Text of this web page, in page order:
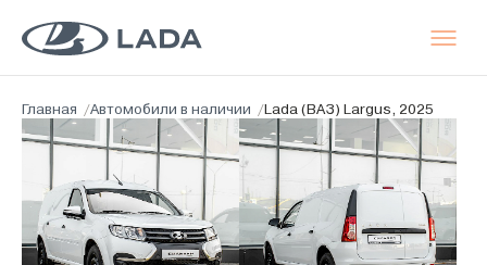
Главная /Автомобили в наличии / Lada (ВАЗ) Largus, 2025